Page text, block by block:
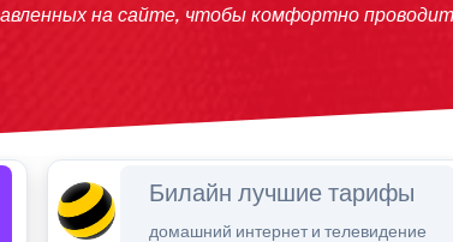
на сайте, чтобы комфортно
Билайн лучшие тарифы
домашний интернет и телевидение